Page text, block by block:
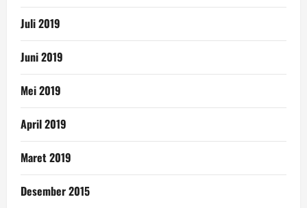
Juli 2019
Juni 2019
Mei 2019
April 2019
Maret 2019
Desember 2015